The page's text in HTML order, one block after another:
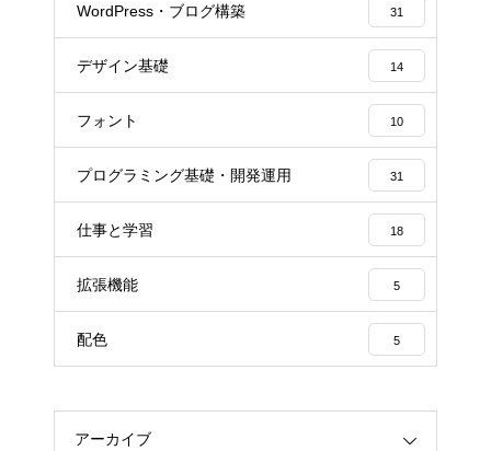
WordPress・ブログ構築 31
デザイン基礎 14
フォント 10
プログラミング基礎・開発運用 31
仕事と学習 18
拡張機能 5
配色 5
アーカイブ